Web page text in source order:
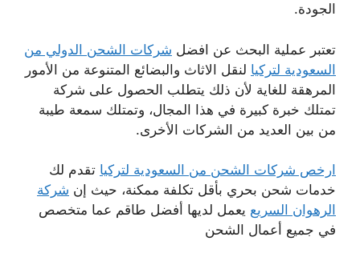
الجودة.
تعتبر عملية البحث عن افضل شركات الشحن الدولي من
السعودية لتركيا لنقل الاثاث والبضائع المتنوعة من الأمور
المرهقة للغاية لأن ذلك يتطلب الحصول على شركة
تمتلك خبرة كبيرة في هذا المجال، وتمتلك سمعة طيبة
من بين العديد من الشركات الأخرى.
ارخص شركات الشحن من السعودية لتركيا تقدم لك
خدمات شحن بحري بأقل تكلفة ممكنة، حيث إن شركة
الرهوان السريع يعمل لديها أفضل طاقم عما متخصص
في جميع أعمال الشحن